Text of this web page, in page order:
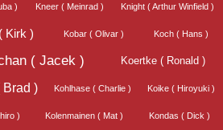
) Kneer ( Meinrad ) Knight ( Arthur Winfield )
Kirk ) Kobar ( Olivar ) Koch ( Hans )
( Jacek ) Koertke ( Ronald )
Brad ) Kohlhase ( Charlie ) Koike ( Hiroyuki )
) Kolenmainen ( Mat ) Kondas ( Dick )